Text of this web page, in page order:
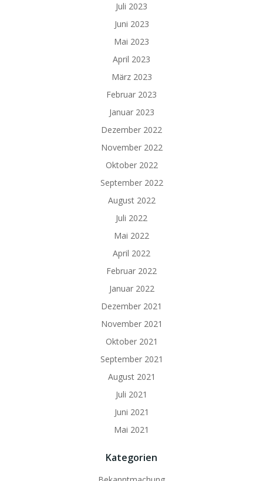
Juli 2023
Juni 2023
Mai 2023
April 2023
März 2023
Februar 2023
Januar 2023
Dezember 2022
November 2022
Oktober 2022
September 2022
August 2022
Juli 2022
Mai 2022
April 2022
Februar 2022
Januar 2022
Dezember 2021
November 2021
Oktober 2021
September 2021
August 2021
Juli 2021
Juni 2021
Mai 2021
Kategorien